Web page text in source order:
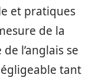
et pratiques
de la
l’anglais se
tant